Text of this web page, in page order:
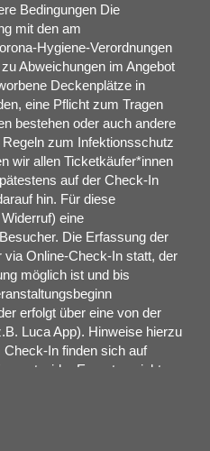
Bedingungen Die
mit den am
Hygiene-Verordnungen
Abweichungen im Angebot
Deckenplätze in
eine Pflicht zum Tragen
bestehen oder auch andere
zum Infektionsschutz
wir allen Ticketkäufer*innen
auf der Check-In
hin. Für diese
eine
Die Erfassung der
via Online-Check-In statt, der
möglich ist und bis
erfolgt über eine von der
Luca App). Hinweise hierzu
Check-In finden sich auf
wider Erwarten nicht